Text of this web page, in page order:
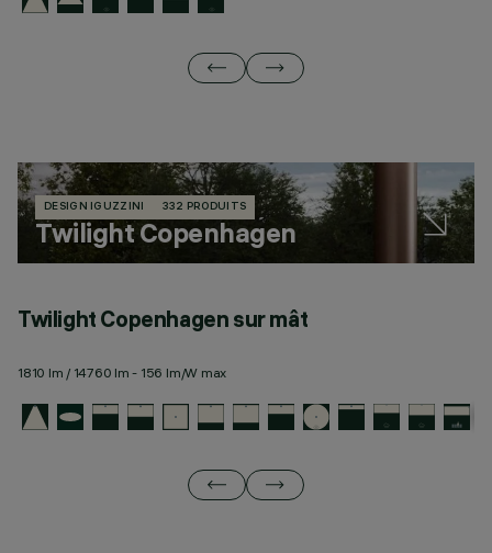
DESIGN IGUZZINI 332 PRODUITS
Twilight Copenhagen
Twilight Copenhagen sur mât
1810 lm / 14760 lm - 156 lm/W max